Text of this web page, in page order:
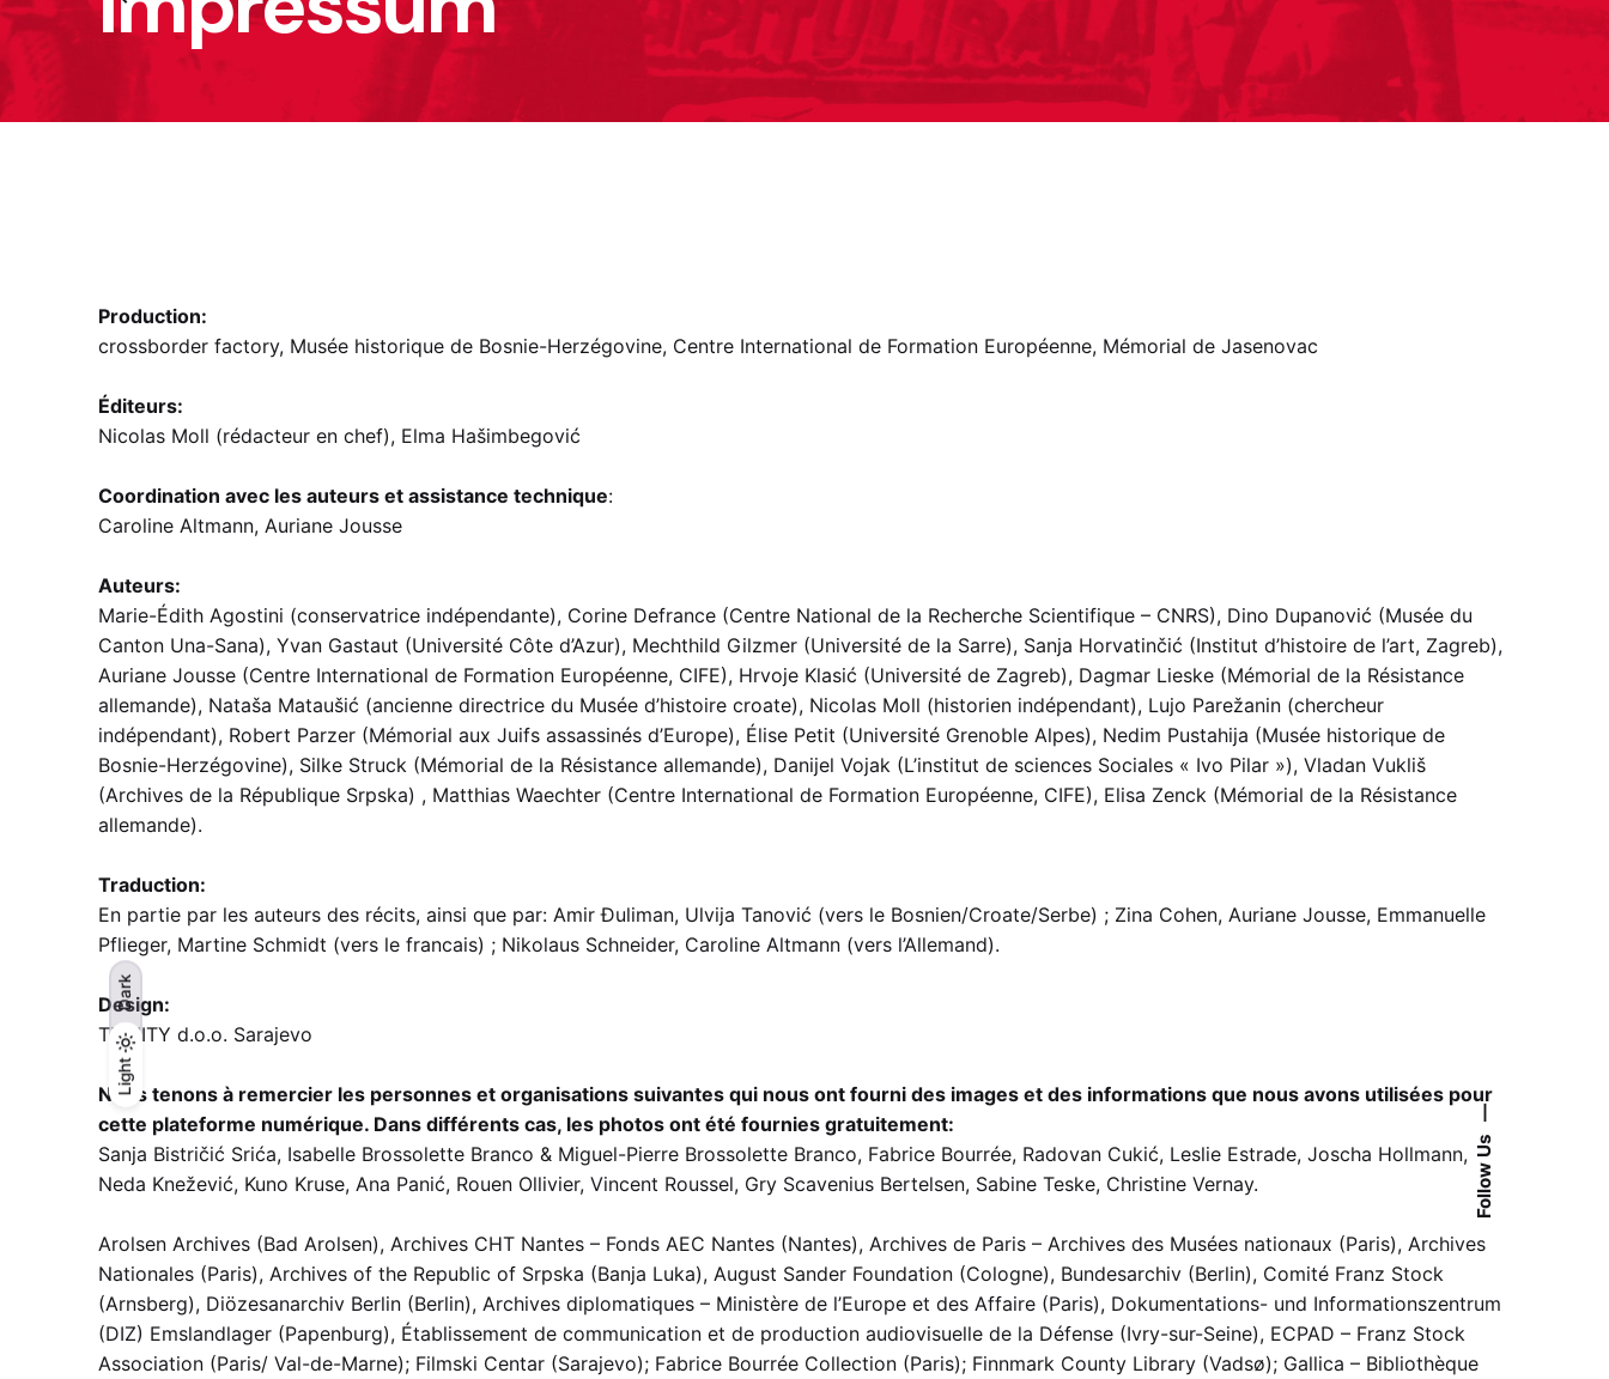
Light
Dark
Light
Dark
Follow Us
Production:
crossborder factory, Musée historique de Bosnie-Herzégovine, Centre International de Formation Européenne, Mémorial de Jasenovac
Éditeurs:
Nicolas Moll (rédacteur en chef), Elma Hašimbegović
Coordination avec les auteurs et assistance technique:
Caroline Altmann, Auriane Jousse
Auteurs:
Marie-Édith Agostini (conservatrice indépendante), Corine Defrance (Centre National de la Recherche Scientifique – CNRS), Dino Dupanović (Musée du
Canton Una-Sana), Yvan Gastaut (Université Côte d’Azur), Mechthild Gilzmer (Université de la Sarre), Sanja Horvatinčić (Institut d’histoire de l’art, Zagreb),
Auriane Jousse (Centre International de Formation Européenne, CIFE), Hrvoje Klasić (Université de Zagreb), Dagmar Lieske (Mémorial de la Résistance
allemande), Nataša Mataušić (ancienne directrice du Musée d’histoire croate), Nicolas Moll (historien indépendant), Lujo Parežanin (chercheur
indépendant), Robert Parzer (Mémorial aux Juifs assassinés d’Europe), Élise Petit (Université Grenoble Alpes), Nedim Pustahija (Musée historique de
Bosnie-Herzégovine), Silke Struck (Mémorial de la Résistance allemande), Danijel Vojak (L’institut de sciences Sociales « Ivo Pilar »), Vladan Vukliš
(Archives de la République Srpska) , Matthias Waechter (Centre International de Formation Européenne, CIFE), Elisa Zenck (Mémorial de la Résistance
allemande).
Traduction:
En partie par les auteurs des récits, ainsi que par: Amir Đuliman, Ulvija Tanović (vers le Bosnien/Croate/Serbe) ; Zina Cohen, Auriane Jousse, Emmanuelle
Pflieger, Martine Schmidt (vers le francais) ; Nikolaus Schneider, Caroline Altmann (vers l’Allemand).
Design:
TRINITY d.o.o. Sarajevo
Nous tenons à remercier les personnes et organisations suivantes qui nous ont fourni des images et des informations que nous avons utilisées pour
cette plateforme numérique. Dans différents cas, les photos ont été fournies gratuitement:
Sanja Bistričić Srića, Isabelle Brossolette Branco & Miguel-Pierre Brossolette Branco, Fabrice Bourrée, Radovan Cukić, Leslie Estrade, Joscha Hollmann,
Neda Knežević, Kuno Kruse, Ana Panić, Rouen Ollivier, Vincent Roussel, Gry Scavenius Bertelsen, Sabine Teske, Christine Vernay.
Arolsen Archives (Bad Arolsen), Archives CHT Nantes – Fonds AEC Nantes (Nantes), Archives de Paris – Archives des Musées nationaux (Paris), Archives
Nationales (Paris), Archives of the Republic of Srpska (Banja Luka), August Sander Foundation (Cologne), Bundesarchiv (Berlin), Comité Franz Stock
(Arnsberg), Diözesanarchiv Berlin (Berlin), Archives diplomatiques – Ministère de l’Europe et des Affaire (Paris), Dokumentations- und Informationszentrum
(DIZ) Emslandlager (Papenburg), Établissement de communication et de production audiovisuelle de la Défense (Ivry-sur-Seine), ECPAD – Franz Stock
Association (Paris/ Val-de-Marne); Filmski Centar (Sarajevo); Fabrice Bourrée Collection (Paris); Finnmark County Library (Vadsø); Gallica – Bibliothèque